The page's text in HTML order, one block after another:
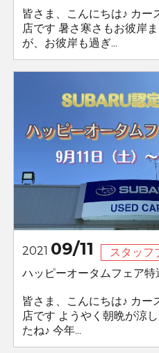
皆さま、こんにちは♪ カー
店です 暑さ寒さもお彼岸
が、お彼岸も過ぎ...
2021 09/11
スタッフ
ハッピーオータムフェア特
皆さま、こんにちは♪ カー
店です ようやく朝晩が涼
たね♪ 今年...